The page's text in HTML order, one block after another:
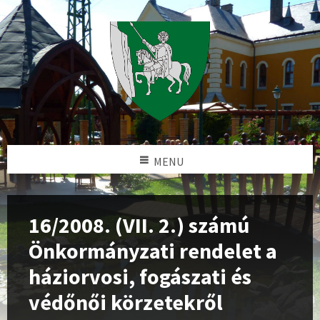
MENU
16/2008. (VII. 2.) számú
Önkormányzati rendelet a
háziorvosi, fogászati és
védőnői körzetekről